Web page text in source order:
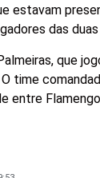
estavam
das
que
time
entre